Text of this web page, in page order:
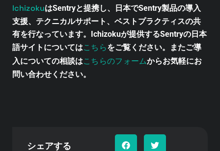
IchizokuはSentryと提携し、日本でSentry製品の導入
支援、テクニカルサポート、ベストプラクティスの共
有を行なっています。Ichizokuが提供するSentryの日本
語サイトについてはこちらをご覧ください。またご導
入についての相談はこちらのフォームからお気軽にお
問い合わせください。
シェアする